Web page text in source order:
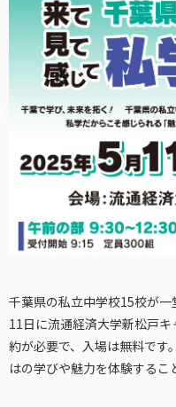
千葉県の私立中学校15校が
11日に流通経済大学新松戸
約が必要で、入場は無料です
はの学びや魅力を体験するこ